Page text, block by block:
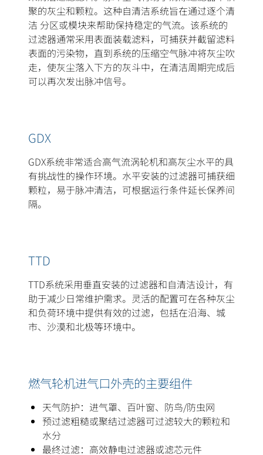
聚的灰尘和颗粒。这种自清洁系统旨在通过逐个清
洁 分区或模块来帮助保持稳定的气流。该系统的
过滤器通常采用表面装载滤料，可捕获并截留滤料
表面的污染物，直到系统的压缩空气脉冲将灰尘吹
走，使灰尘落入下方的灰斗中，在清洁周期完成后
可以再次发出脉冲信号。
GDX
GDX系统非常适合高气流涡轮机和高灰尘水平的具
有挑战性的操作环境。水平安装的过滤器可捕获细
颗粒，易于脉冲清洁，可根据运行条件延长保养间
隔。
TTD
TTD系统采用垂直安装的过滤器和自清洁设计，有
助于减少日常维护需求。灵活的配置可在各种灰尘
和负荷环境中提供有效的过滤，包括在沿海、城
市、沙漠和北极等环境中。
燃气轮机进气口外壳的主要组件
天气防护：进气罩、百叶窗、防鸟/防虫网
预过滤粗糙或聚结过滤器可过滤较大的颗粒和
水分
最终过滤：高效静电过滤器或滤芯元件